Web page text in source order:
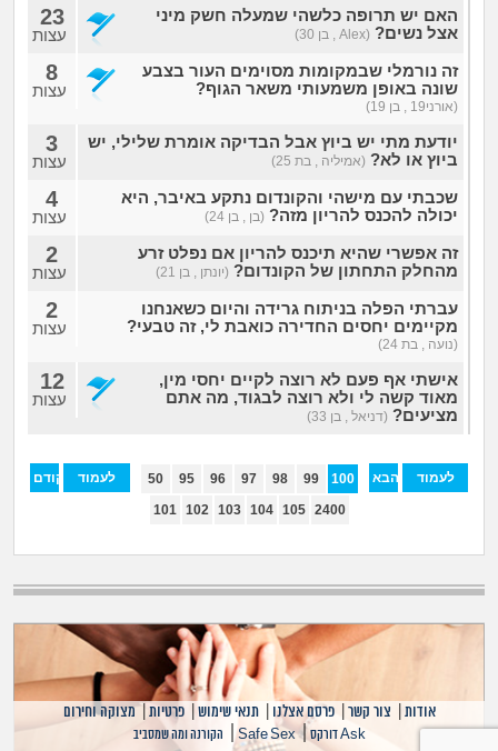
האם יש תרופה כלשהי שמעלה חשק מיני
אצל נשים? (Alex , בן 30)
23
עצות
זה נורמלי שבמקומות מסוימים העור בצבע
שונה באופן משמעותי משאר הגוף?
(אורני19 , בן 19)
8
עצות
יודעת מתי יש ביוץ אבל הבדיקה אומרת שלילי, יש
ביוץ או לא? (אמיליה , בת 25)
3
עצות
שכבתי עם מישהי והקונדום נתקע באיבר, היא
יכולה להכנס להריון מזה? (בן , בן 24)
4
עצות
זה אפשרי שהיא תיכנס להריון אם נפלט זרע
מהחלק התחתון של הקונדום? (יונתן , בן 21)
2
עצות
עברתי הפלה בניתוח גרידה והיום כשאנחנו
מקיימים יחסים החדירה כואבת לי, זה טבעי?
(נועה , בת 24)
2
עצות
אישתי אף פעם לא רוצה לקיים יחסי מין,
מאוד קשה לי ולא רוצה לבגוד, מה אתם
מציעים? (דניאל , בן 33)
12
עצות
הקודם
לעמוד
50 95 96 97 98 99
100
101 102 103 104 105 2400
הבא
לעמוד
אודות צור קשר |פרסם אצלנו |תנאי שימוש |פרטיות |מצוקה וחירום
Ask דורקס |
Safe Sex
| הקורנה ומה שמסביב